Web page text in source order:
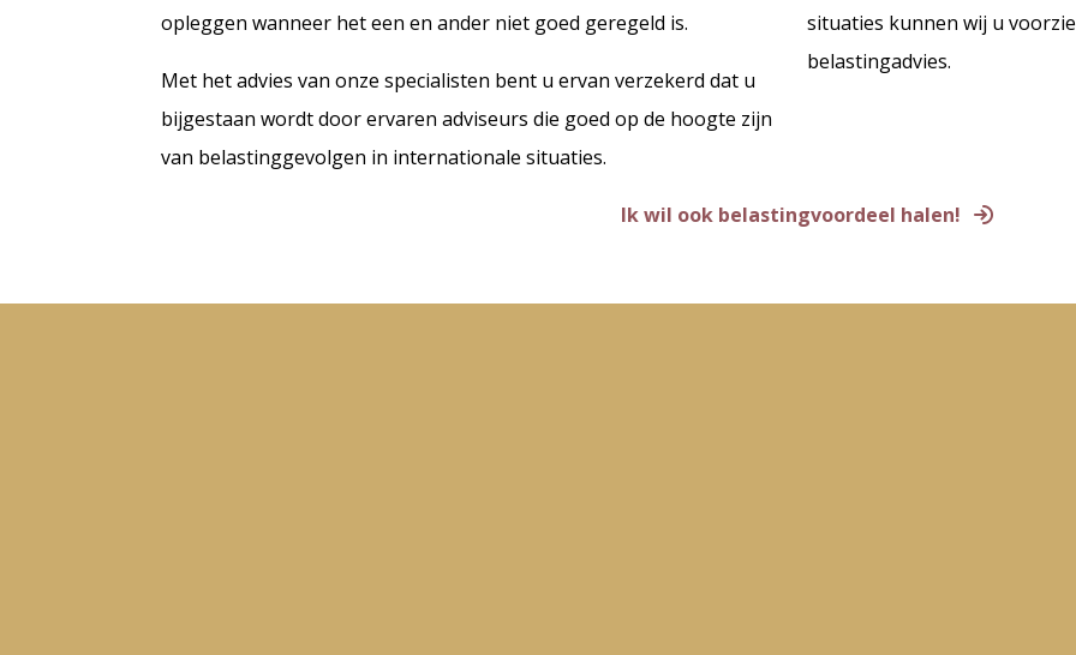
opleggen wanneer het een en ander niet goed geregeld is.
Met het advies van onze specialisten bent u ervan verzekerd dat u
bijgestaan wordt door ervaren adviseurs die goed op de hoogte zijn
van belastinggevolgen in internationale situaties.
situaties kunnen wij u
belastingadvies.
Ik wil ook belastingvoordeel halen!